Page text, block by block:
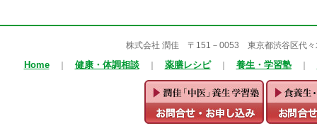
株式会社 潤佳 〒151－0053 東京都渋谷区代
Home｜ 健康・体調相談｜ 薬膳レシピ｜ 養生・学習塾｜